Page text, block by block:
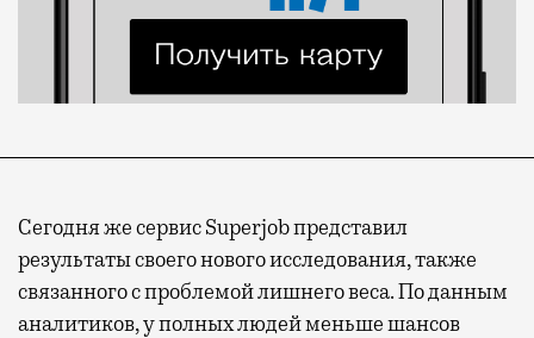
Сегодня же сервис Superjob представил
результаты своего нового исследования, также
связанного с проблемой лишнего веса. По данным
аналитиков, у полных людей меньше шансов